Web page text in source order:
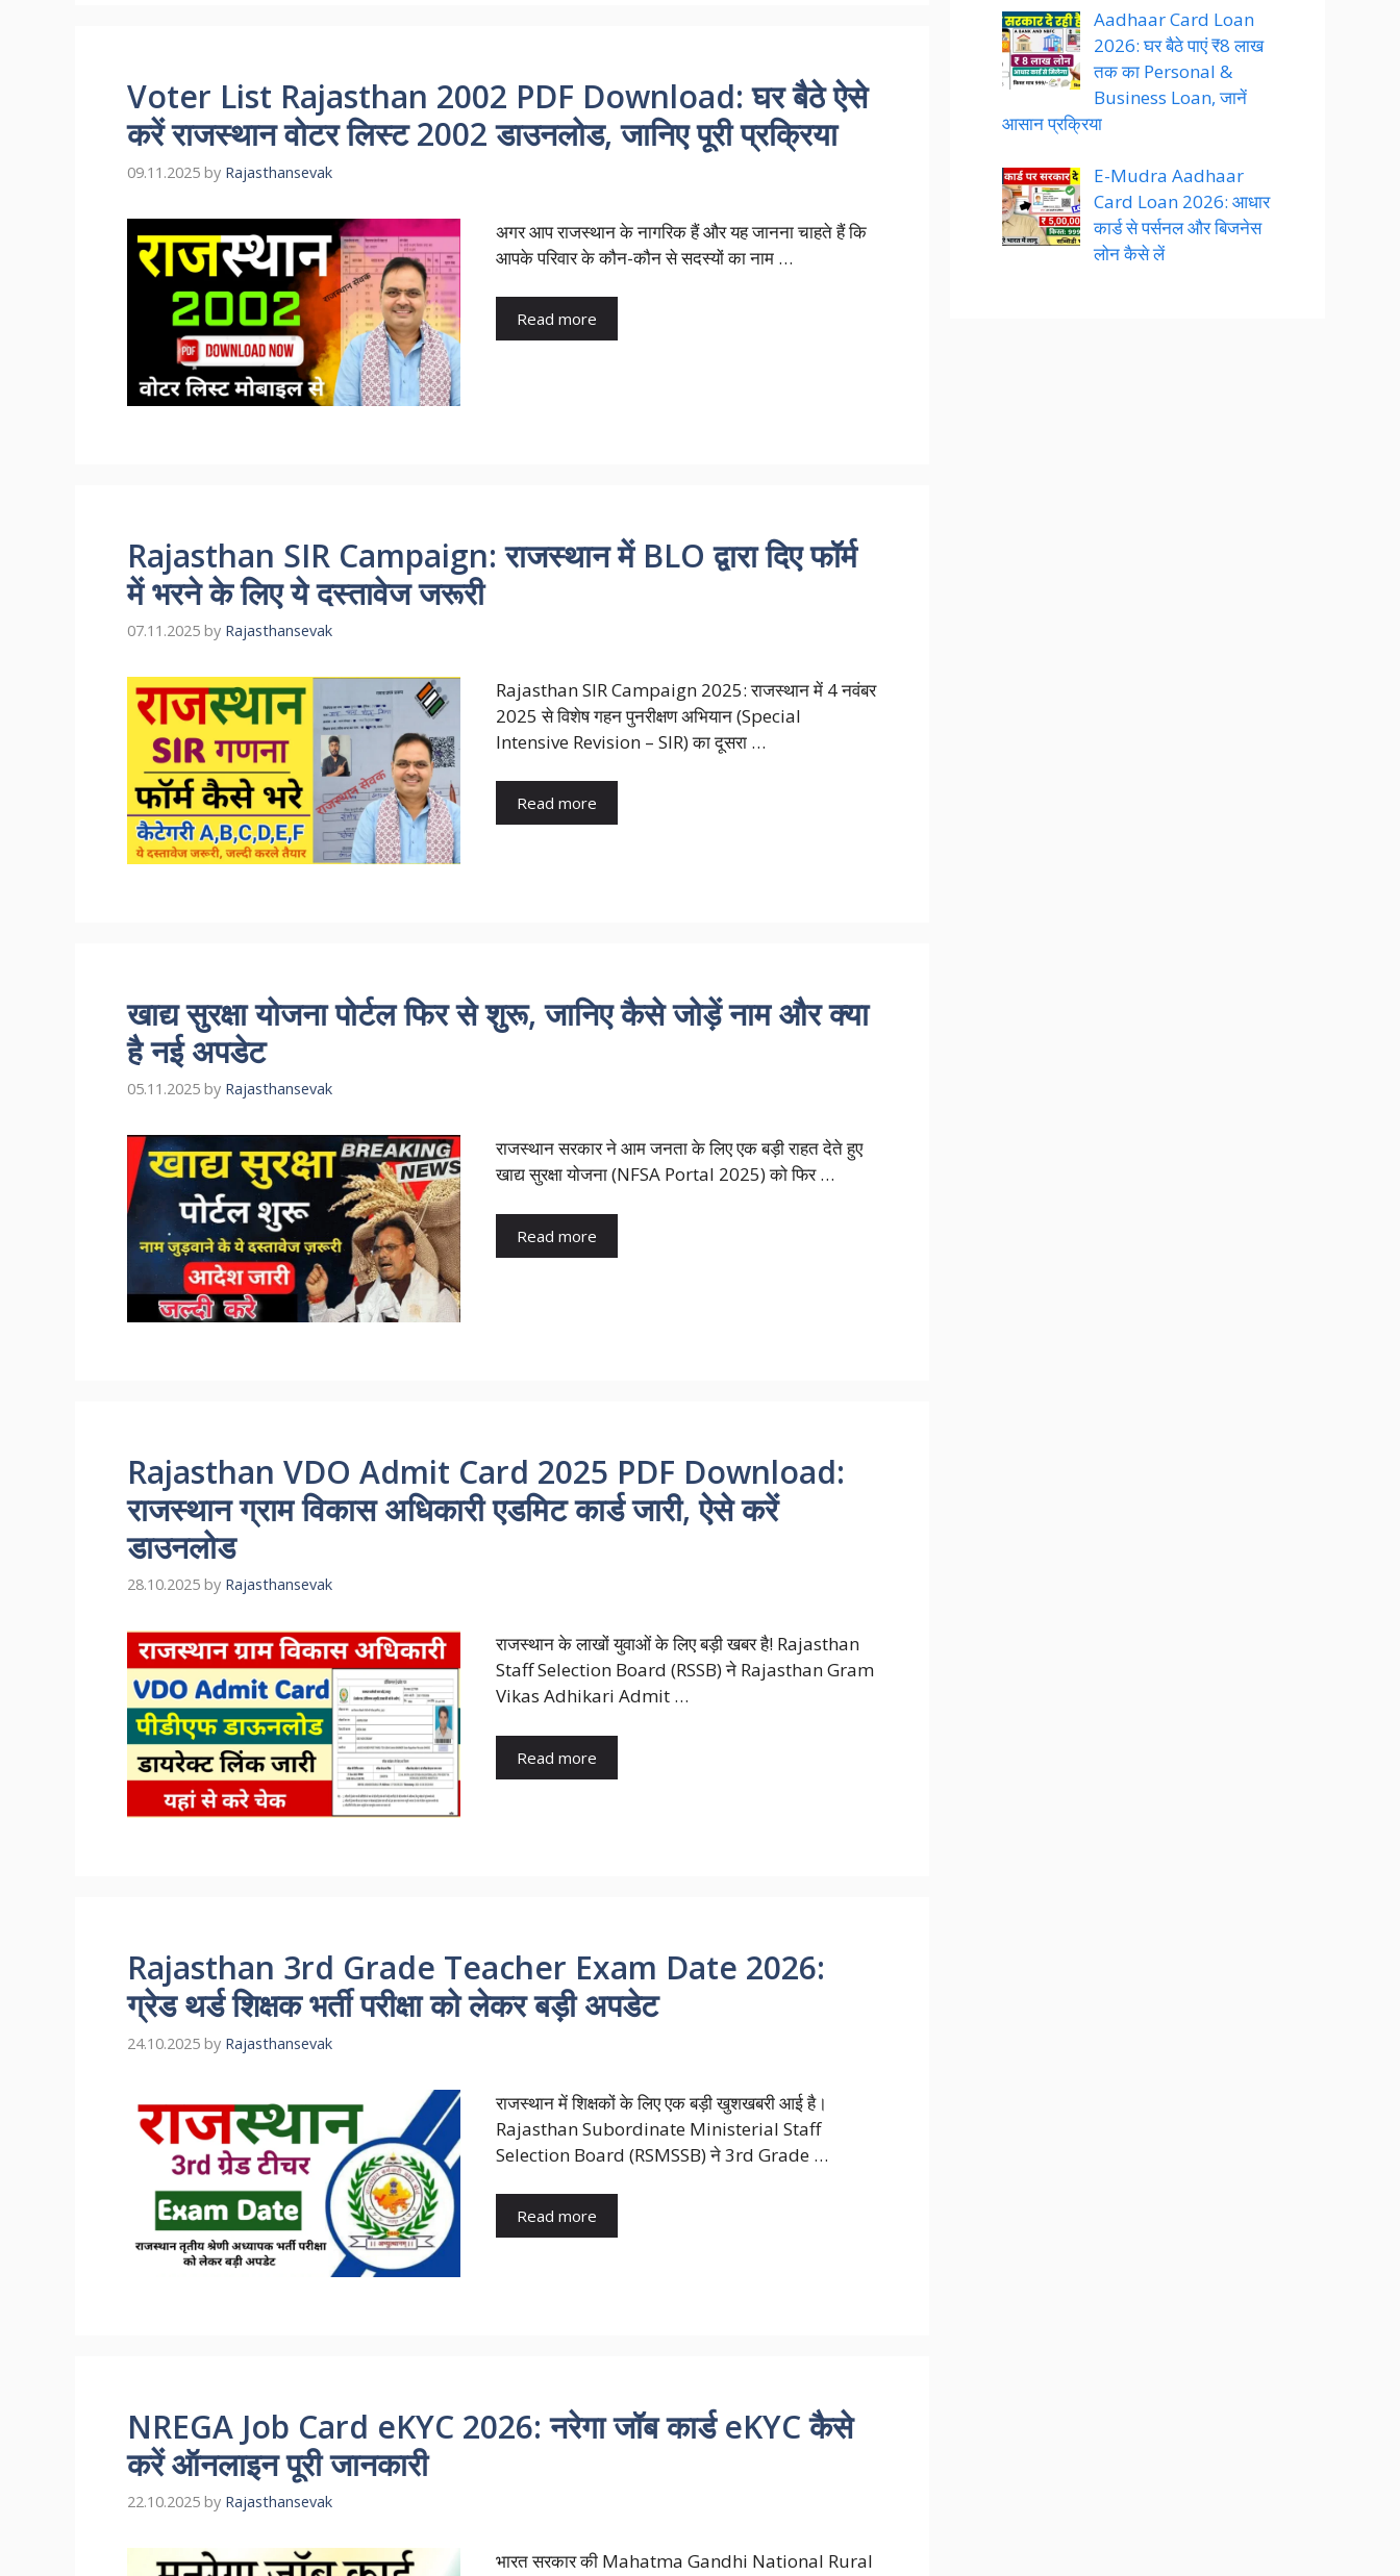
Voter List Rajasthan 2002 PDF Download: घर बैठे ऐसे
करें राजस्थान वोटर लिस्ट 2002 डाउनलोड, जानिए पूरी प्रक्रिया
09.11.2025 by Rajasthansevak
अगर आप राजस्थान के नागरिक हैं और यह जानना चाहते हैं कि
आपके परिवार के कौन-कौन से सदस्यों का नाम …
Read more
Rajasthan SIR Campaign: राजस्थान में BLO द्वारा दिए फॉर्म
में भरने के लिए ये दस्तावेज जरूरी
07.11.2025 by Rajasthansevak
Rajasthan SIR Campaign 2025: राजस्थान में 4 नवंबर
2025 से विशेष गहन पुनरीक्षण अभियान (Special
Intensive Revision – SIR) का दूसरा …
Read more
खाद्य सुरक्षा योजना पोर्टल फिर से शुरू, जानिए कैसे जोड़ें नाम और क्या
है नई अपडेट
05.11.2025 by Rajasthansevak
राजस्थान सरकार ने आम जनता के लिए एक बड़ी राहत देते हुए
खाद्य सुरक्षा योजना (NFSA Portal 2025) को फिर …
Read more
Rajasthan VDO Admit Card 2025 PDF Download:
राजस्थान ग्राम विकास अधिकारी एडमिट कार्ड जारी, ऐसे करें
डाउनलोड
28.10.2025 by Rajasthansevak
राजस्थान के लाखों युवाओं के लिए बड़ी खबर है! Rajasthan
Staff Selection Board (RSSB) ने Rajasthan Gram
Vikas Adhikari Admit …
Read more
Rajasthan 3rd Grade Teacher Exam Date 2026:
ग्रेड थर्ड शिक्षक भर्ती परीक्षा को लेकर बड़ी अपडेट
24.10.2025 by Rajasthansevak
राजस्थान में शिक्षकों के लिए एक बड़ी खुशखबरी आई है।
Rajasthan Subordinate Ministerial Staff
Selection Board (RSMSSB) ने 3rd Grade …
Read more
NREGA Job Card eKYC 2026: नरेगा जॉब कार्ड eKYC कैसे
करें ऑनलाइन पूरी जानकारी
22.10.2025 by Rajasthansevak
भारत सरकार की Mahatma Gandhi National Rural
Aadhaar Card Loan
2026: घर बैठे पाएं ₹8 लाख
तक का Personal &
Business Loan, जानें
आसान प्रक्रिया
E-Mudra Aadhaar
Card Loan 2026: आधार
कार्ड से पर्सनल और बिजनेस
लोन कैसे लें